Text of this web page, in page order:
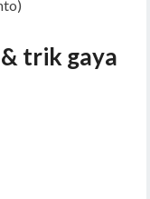
trik gaya